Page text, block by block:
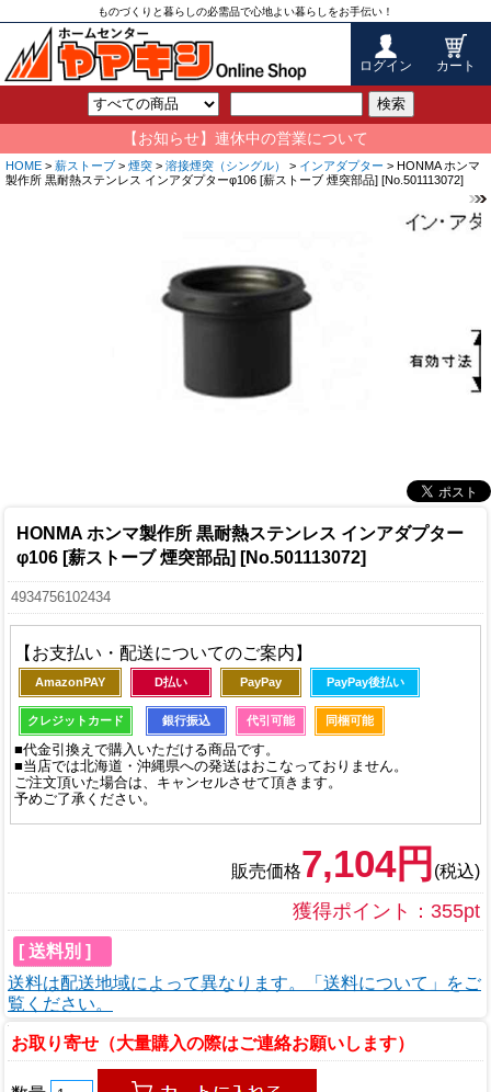
ものづくりと暮らしの必需品で心地よい暮らしをお手伝い！
ログイン カート
検索
【お知らせ】連休中の営業について
HOME > 薪ストーブ > 煙突 > 溶接煙突（シングル） > インアダプター > HONMA ホンマ
製作所 黒耐熱ステンレス インアダプターφ106 [薪ストーブ 煙突部品] [No.501113072]
HONMA ホンマ製作所 黒耐熱ステンレス インアダプター
φ106 [薪ストーブ 煙突部品] [No.501113072]
4934756102434
【お支払い・配送についてのご案内】
AmazonPAY D払い PayPay PayPay後払い
クレジットカード 銀行振込 代引可能 同梱可能
■代金引換えで購入いただける商品です。
■当店では北海道・沖縄県への発送はおこなっておりません。
ご注文頂いた場合は、キャンセルさせて頂きます。
予めご了承ください。
販売価格7,104円 (税込)
獲得ポイント：355pt
[ 送料別 ]
送料は配送地域によって異なります。「送料について」をご
覧ください。
お取り寄せ（大量購入の際はご連絡お願いします）